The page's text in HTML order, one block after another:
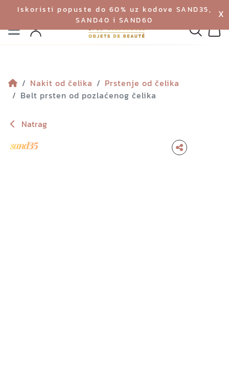
Iskoristi popuste do 60% uz kodove SAND35,
SAND40 i SAND60
X
Izbornik
Profil
Nakit od čelika
Prstenje od čelika
Belt prsten od pozlaćenog čelika
Natrag